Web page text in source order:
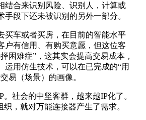
结合来识别风险、识别人，计算或
手段下还未被识别的另外一部分。
车或者买房，在目前的智能水平
户有信用、有购买意愿，但这位客
困难症”，这其实会提高交易成本，
运用仿生技术，可以在已完成的“用
易（场景）的画像。
社会的中坚客群，越来越IP化了。
，就对万能连接器产生了需求。